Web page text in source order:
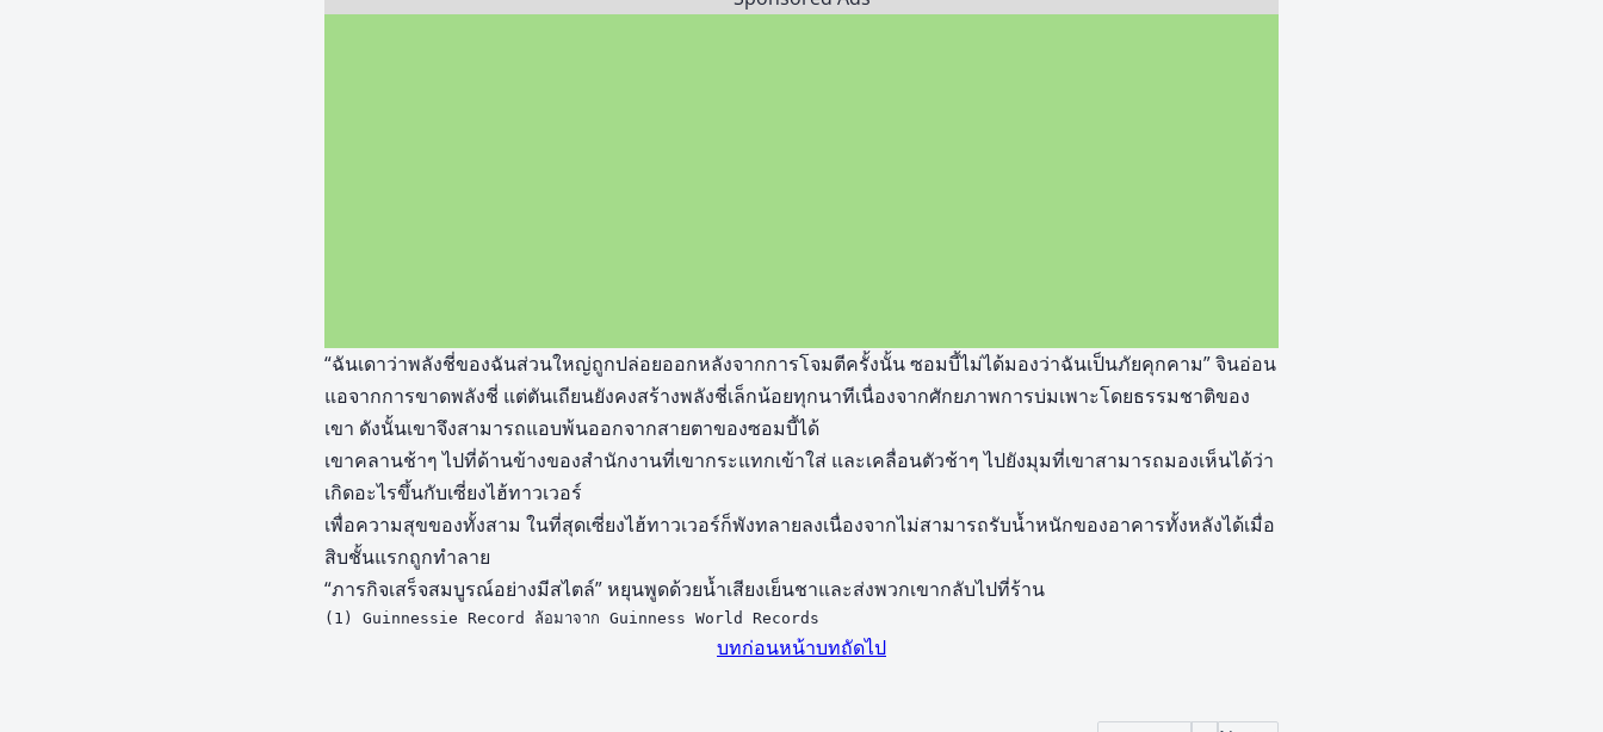
“ฉันเดาว่าพลังชี่ของฉันส่วนใหญ่ถูกปล่อยออกหลังจากการโจมตีครั้งนั้น ซอมบี้ไม่ได้มองว่าฉันเป็นภัยคุกคาม” จินอ่อน
แอจากการขาดพลังชี่ แต่ตันเถียนยังคงสร้างพลังชี่เล็กน้อยทุกนาทีเนื่องจากศักยภาพการบ่มเพาะโดยธรรมชาติของ
เขา ดังนั้นเขาจึงสามารถแอบพ้นออกจากสายตาของซอมบี้ได้
เขาคลานช้าๆ ไปที่ด้านข้างของสำนักงานที่เขากระแทกเข้าใส่ และเคลื่อนตัวช้าๆ ไปยังมุมที่เขาสามารถมองเห็นได้ว่า
เกิดอะไรขึ้นกับเซี่ยงไฮ้ทาวเวอร์
เพื่อความสุขของทั้งสาม ในที่สุดเซี่ยงไฮ้ทาวเวอร์ก็พังทลายลงเนื่องจากไม่สามารถรับน้ำหนักของอาคารทั้งหลังได้เมื่อ
สิบชั้นแรกถูกทำลาย
“ภารกิจเสร็จสมบูรณ์อย่างมีสไตล์” หยุนพูดด้วยน้ำเสียงเย็นชาและส่งพวกเขากลับไปที่ร้าน
(1) Guinnessie Record ล้อมาจาก Guinness World Records
บทก่อนหน้าบทถัดไป